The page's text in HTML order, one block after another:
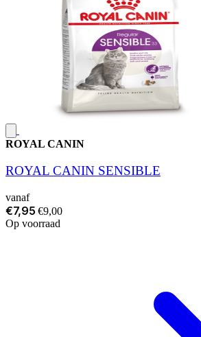
ROYAL CANIN
ROYAL CANIN SENSIBLE
vanaf
€7,95 €9,00
Op voorraad